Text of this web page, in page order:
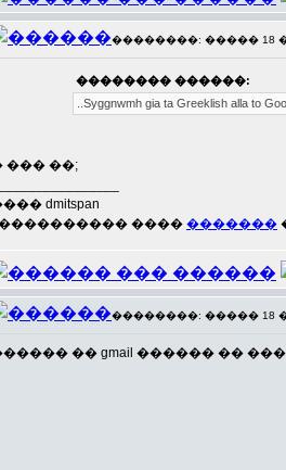
��������: ����� 18 ���
�������� ������:
..Syggnwmh gia ta Greeklish alla to
��� ��;
dmitspan
���������� ���� �������
��������: ����� 18 ���
�� gmail ������ ��